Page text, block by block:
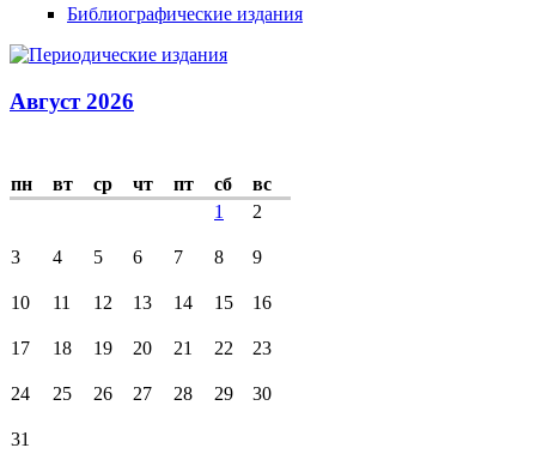
Библиографические издания
Август 2026
пн вт ср чт пт сб
вс
1
2
3 4 5 6 7 8 9
10 11 12 13 14 15 16
17 18 19 20 21 22 23
24 25 26 27 28 29 30
31